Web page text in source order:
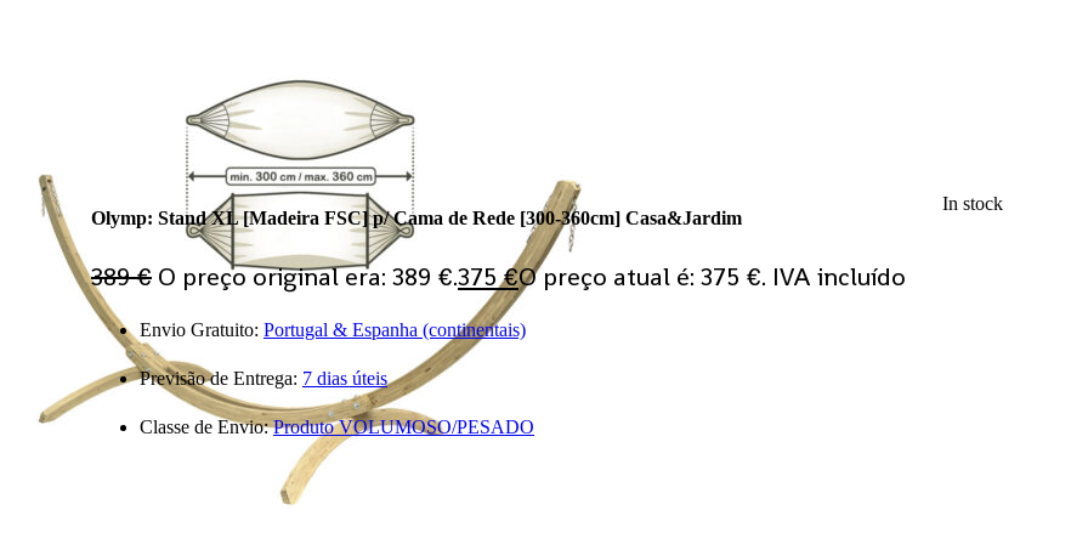
Bem-vind@ à nossa loja
MinhaConta
Log In
Products search
Olymp: Stand XL [Madeira FSC] p/ Cama de Rede [300-360cm] Casa&Jardim
389€ O preço original era: 389 €.375€O preço atual é: 375 €. IVA incluído
Envio Gratuito: Portugal & Espanha (continentais)
Previsão de Entrega: 7 dias úteis
Classe de Envio:Produto VOLUMOSO/PESADO
In stock